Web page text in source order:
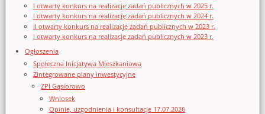
I otwarty konkurs na realizację zadań publicznych w 2025 r.
I otwarty konkurs na realizację zadań publicznych w 2024 r.
II otwarty konkurs na realizację zadań publicznych w 2023 r.
I otwarty konkurs na realizację zadań publicznych w 2023 r.
Ogłoszenia
Społeczna Inicjatywa Mieszkaniowa
Zintegrowane plany inwestycyjne
ZPI Gąsiorowo
Wniosek
Opinie, uzgodnienia i konsultacje 17.07.2026